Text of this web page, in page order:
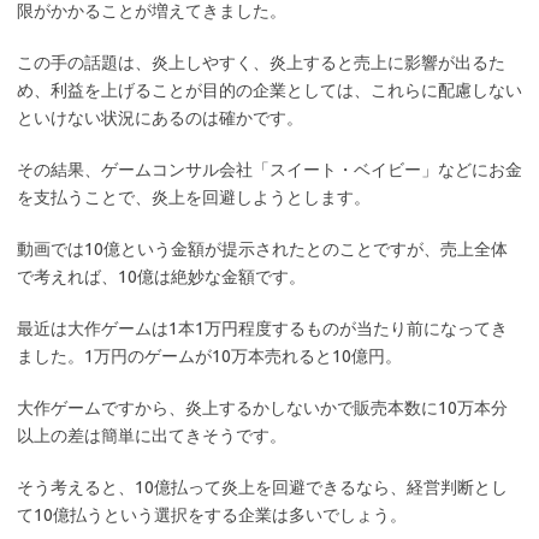
限がかかることが増えてきました。
この手の話題は、炎上しやすく、炎上すると売上に影響が出るた
め、利益を上げることが目的の企業としては、これらに配慮しない
といけない状況にあるのは確かです。
その結果、ゲームコンサル会社「スイート・ベイビー」などにお金
を支払うことで、炎上を回避しようとします。
動画では10億という金額が提示されたとのことですが、売上全体
で考えれば、10億は絶妙な金額です。
最近は大作ゲームは1本1万円程度するものが当たり前になってき
ました。1万円のゲームが10万本売れると10億円。
大作ゲームですから、炎上するかしないかで販売本数に10万本分
以上の差は簡単に出てきそうです。
そう考えると、10億払って炎上を回避できるなら、経営判断とし
て10億払うという選択をする企業は多いでしょう。